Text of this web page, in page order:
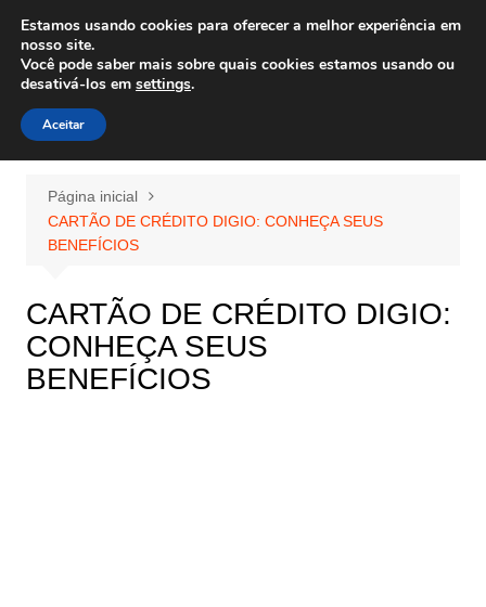
para
conteúdo
Wiley Wales
corais algas e vida marinha
Página inicial
CARTÃO DE CRÉDITO DIGIO: CONHEÇA SEUS
BENEFÍCIOS
CARTÃO DE CRÉDITO DIGIO:
CONHEÇA SEUS
BENEFÍCIOS
Estamos usando cookies para oferecer a melhor experiência em
nosso site.
Você pode saber mais sobre quais cookies estamos usando ou
desativá-los em settings.
Aceitar